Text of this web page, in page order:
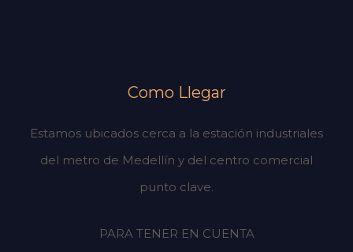
Como Llegar
Estamos ubicados cerca a la estación industriales
del metro de Medellín y del centro comercial
punto clave.
PARA TENER EN CUENTA